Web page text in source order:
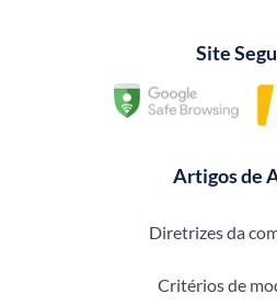
Site
Artigos de
Diretrizes da
Critérios de